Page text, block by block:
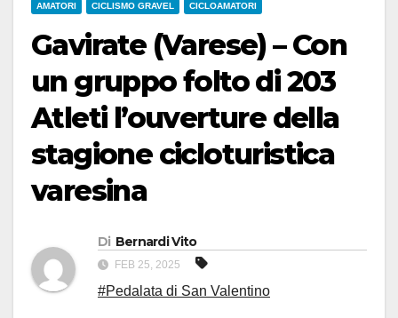
AMATORI CICLISMO GRAVEL CICLOAMATORI
Gavirate (Varese) – Con
un gruppo folto di 203
Atleti l’ouverture della
stagione cicloturistica
varesina
Di Bernardi Vito
FEB 25, 2025
#Pedalata di San Valentino